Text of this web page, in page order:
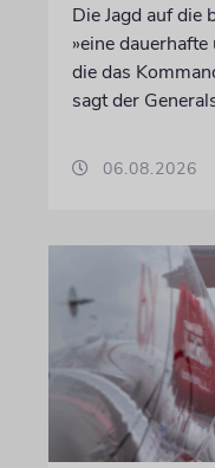
Die Jagd auf die
»eine
die das
sagt der
06.08.2026